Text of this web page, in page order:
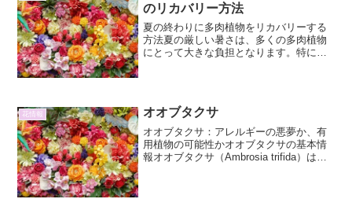
のリカバリー方法
夏の終わりに多肉植物をリカバリーする
方法夏の厳しい暑さは、多くの多肉植物
にとって大きな負担となります。特に、
たり、色が悪くなったり、...
花情報 オオブタクサ
オオブタクサ：アレルギーの悪夢か、有
用植物の可能性かオオブタクサの基本情
報オオブタクサ（Ambrosia trifida）は、